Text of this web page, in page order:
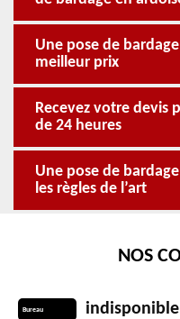
Une pose de
meilleur prix
Recevez votre devis
de 24 heures
Une pose de
les règles de l’art
NOS
Bureau indisponible